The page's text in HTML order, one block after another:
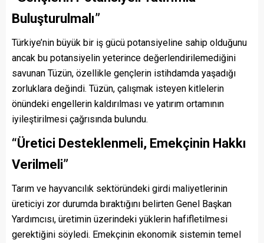
Buluşturulmalı”
Türkiye’nin büyük bir iş gücü potansiyeline sahip olduğunu
ancak bu potansiyelin yeterince değerlendirilemediğini
savunan Tüzün, özellikle gençlerin istihdamda yaşadığı
zorluklara değindi. Tüzün, çalışmak isteyen kitlelerin
önündeki engellerin kaldırılması ve yatırım ortamının
iyileştirilmesi çağrısında bulundu.
“Üretici Desteklenmeli, Emekçinin Hakkı
Verilmeli”
Tarım ve hayvancılık sektöründeki girdi maliyetlerinin
üreticiyi zor durumda bıraktığını belirten Genel Başkan
Yardımcısı, üretimin üzerindeki yüklerin hafifletilmesi
gerektiğini söyledi. Emekçinin ekonomik sistemin temel